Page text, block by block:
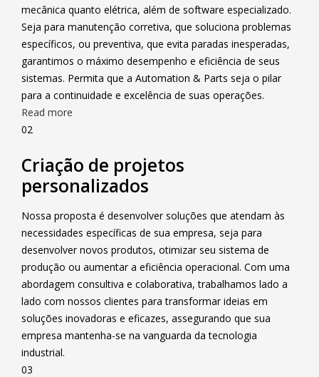
mecânica quanto elétrica, além de software especializado.
Seja para manutenção corretiva, que soluciona problemas
específicos, ou preventiva, que evita paradas inesperadas,
garantimos o máximo desempenho e eficiência de seus
sistemas. Permita que a Automation & Parts seja o pilar
para a continuidade e excelência de suas operações.
Read more
02
Criação de projetos
personalizados
Nossa proposta é desenvolver soluções que atendam às
necessidades específicas de sua empresa, seja para
desenvolver novos produtos, otimizar seu sistema de
produção ou aumentar a eficiência operacional. Com uma
abordagem consultiva e colaborativa, trabalhamos lado a
lado com nossos clientes para transformar ideias em
soluções inovadoras e eficazes, assegurando que sua
empresa mantenha-se na vanguarda da tecnologia
industrial.
03